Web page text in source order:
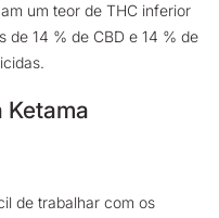
um teor de THC inferior
14 % de CBD e 14 % de
Ketama
de trabalhar com os